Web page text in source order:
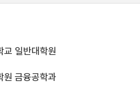
교 일반대학원
원 금융공학과